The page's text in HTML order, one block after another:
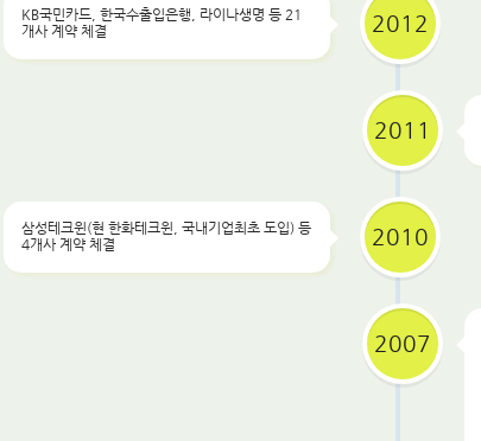
2012
KB국민카드, 한국수출입은행, 라이나생명 등 21
개사 계약 체결
2011
2010
삼성테크윈(현 한화테크윈, 국내기업최초 도입) 등
4개사 계약 체결
2007